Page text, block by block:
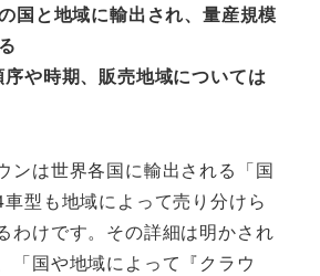
国と地域に輸出され、量産規模
序や時期、販売地域については
ンは世界各国に輸出される「国
型も地域によって売り分けら
わけです。その詳細は明かされ
「国や地域によって『クラウ